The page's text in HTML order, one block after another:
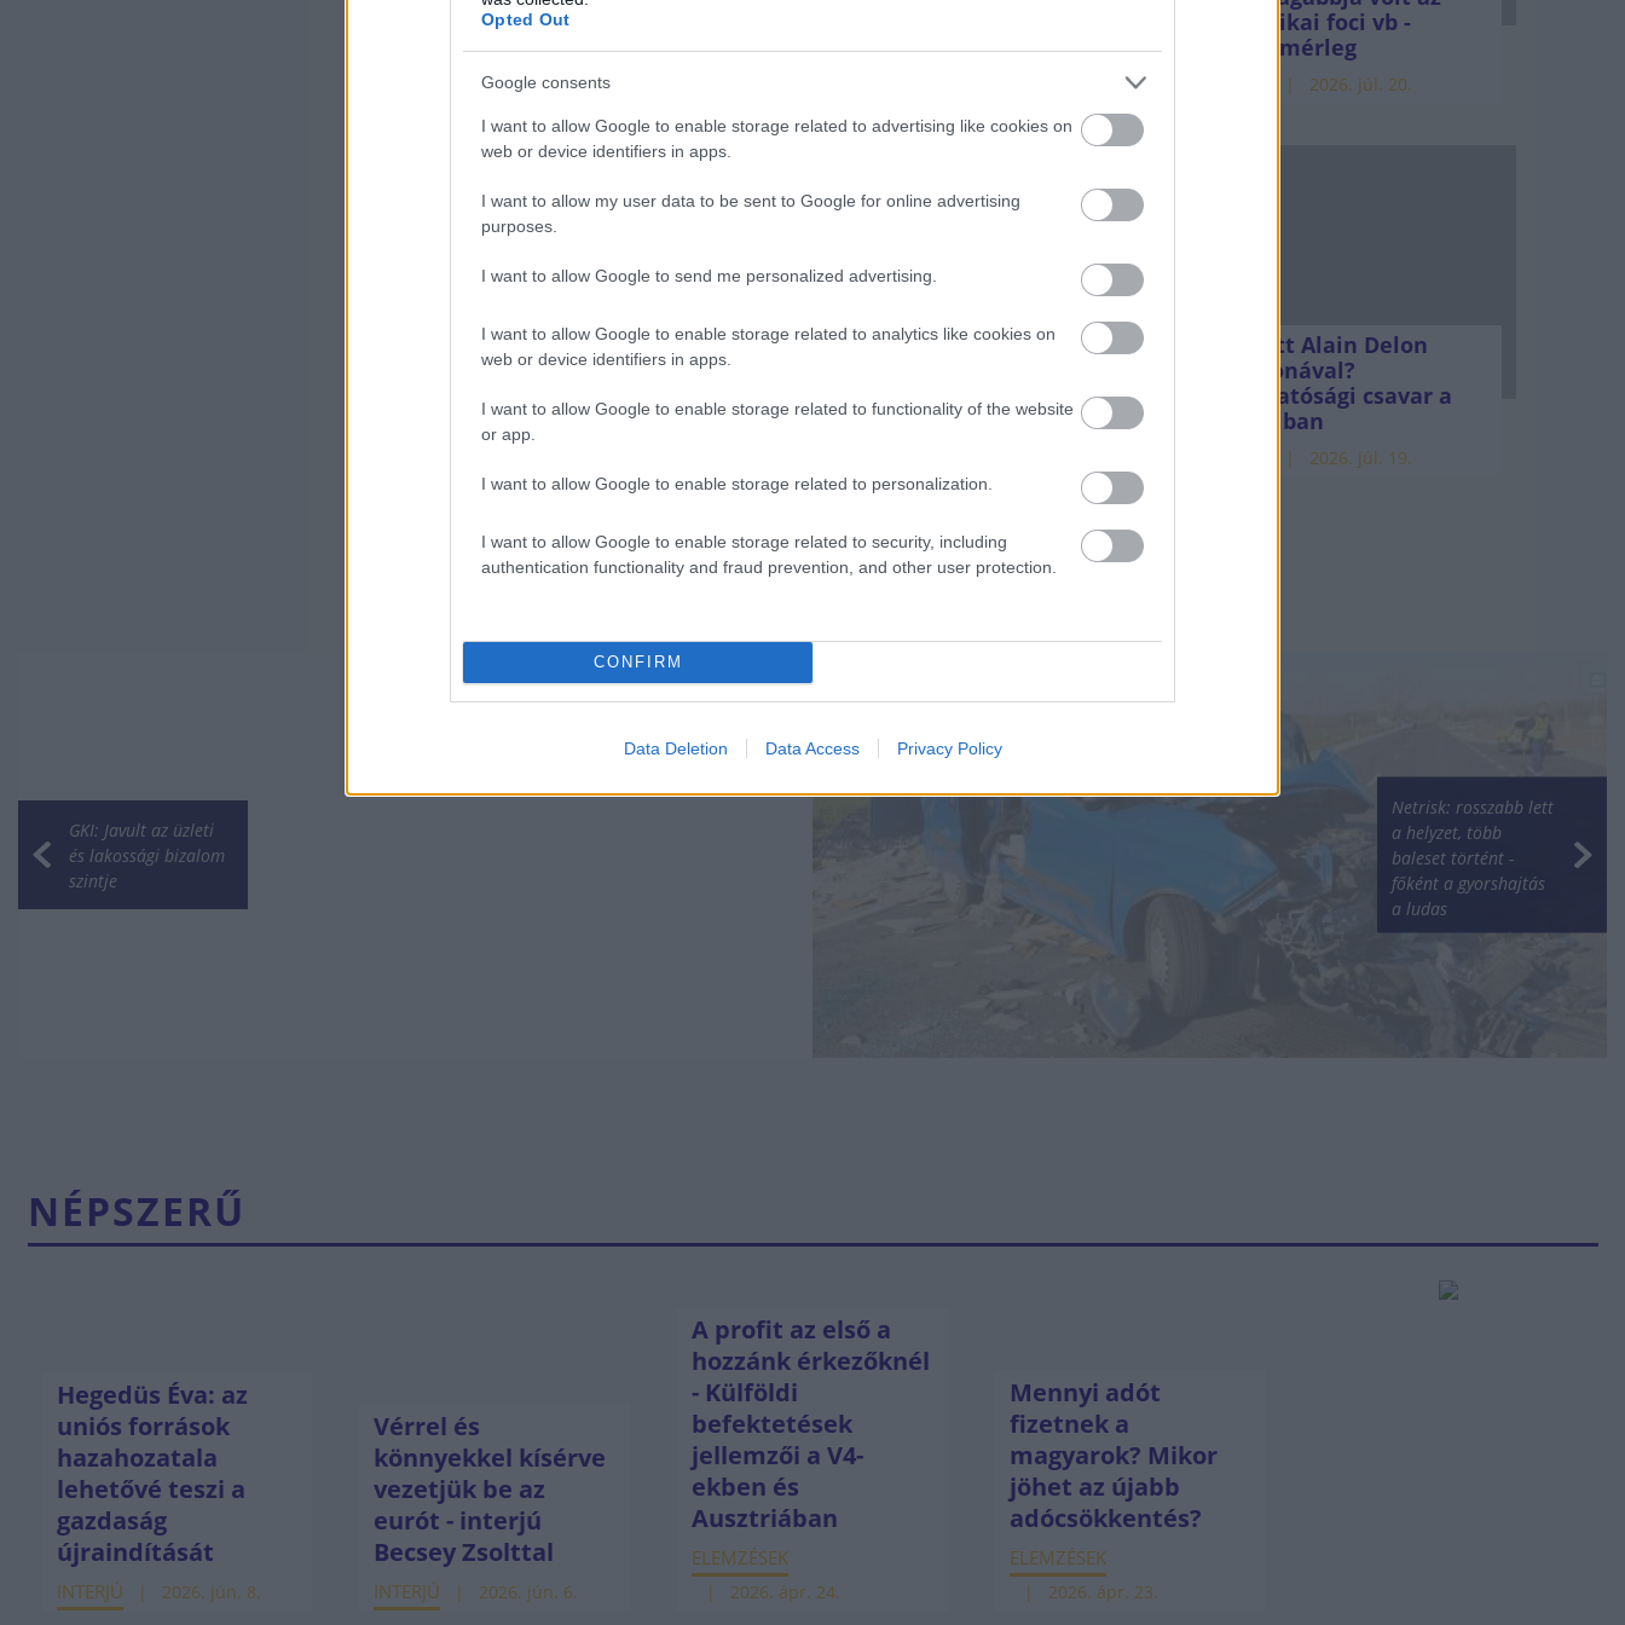
Opted Out
Google consents
I want to allow Google to enable storage related to advertising like cookies on
web or device identifiers in apps.
I want to allow my user data to be sent to Google for online advertising
purposes.
I want to allow Google to send me personalized advertising.
I want to allow Google to enable storage related to analytics like cookies on
web or device identifiers in apps.
I want to allow Google to enable storage related to functionality of the website
or app.
I want to allow Google to enable storage related to personalization.
I want to allow Google to enable storage related to security, including
authentication functionality and fraud prevention, and other user protection.
CONFIRM
Data Deletion Data Access Privacy Policy
amerikai foci vb -
gyorsmérleg
2026. júl. 20.
Mi lett Alain Delon
vagyonával?
Adóhatósági csavar a
sztoriban
2026. júl. 19.
GKI: Javult az üzleti
és lakossági bizalom
szintje
Netrisk: rosszabb lett
a helyzet, több
baleset történt -
főként a gyorshajtás
a ludas
NÉPSZERŰ
Hegedüs Éva: az
uniós források
hazahozatala
lehetővé teszi a
gazdaság
újraindítását
INTERJÚ 2026. jún. 8.
Vérrel és
könnyekkel kísérve
vezetjük be az
eurót - interjú
Becsey Zsolttal
INTERJÚ 2026. jún. 6.
A profit az első a
hozzánk érkezőknél
- Külföldi
befektetések
jellemzői a V4-
ekben és
Ausztriában
ELEMZÉSEK
2026. ápr. 24.
Mennyi adót
fizetnek a
magyarok? Mikor
jöhet az újabb
adócsökkentés?
ELEMZÉSEK
2026. ápr. 23.